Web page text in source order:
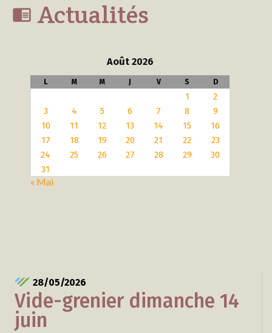
 Actualités
Août 2026
L M M J V S D
1
2
3
4 5 6 7 8
9
10
11 12 13 14 15
16
17
18 19 20 21 22
23
24
25 26 27 28 29
30
31
« Mai
28/05/2026
Vide-grenier dimanche 14
juin